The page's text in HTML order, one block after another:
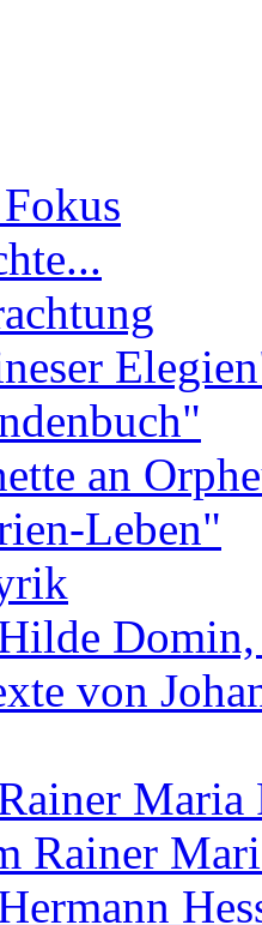
an
Leben"
von
Maria
Rainer